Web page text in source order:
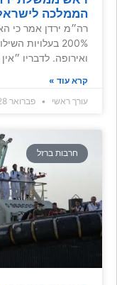
הממלכה
רה״מ ירדן אמר כי
ואירופה. לדבריו
קרא עוד »
עורך ראשי
פברואר 28, 2024
חרבות ברזל